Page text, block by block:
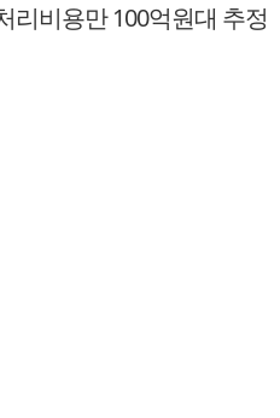
리비용만 100억원대 추정